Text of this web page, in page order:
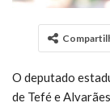
O deputado
de Tefé e